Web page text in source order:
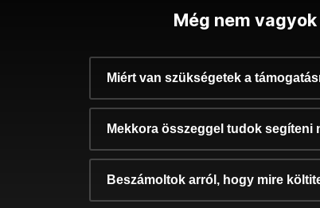
Még nem
Miért van szükségetek a
Mekkora összeggel tudok segíteni
Beszámoltok arról, hogy mire